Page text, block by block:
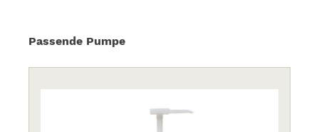
Produktgalerie überspringen
Passende Pumpe